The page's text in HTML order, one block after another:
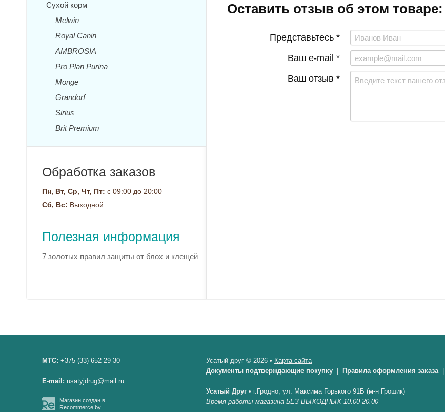
Оставить отзыв об этом товаре:
Представьтесь *
Ваш e-mail *
Ваш отзыв *
Сухой корм
Melwin
Royal Canin
AMBROSIA
Pro Plan Purina
Monge
Grandorf
Sirius
Brit Premium
Обработка заказов
Пн, Вт, Ср, Чт, Пт: с 09:00 до 20:00
Сб, Вс: Выходной
Полезная информация
7 золотых правил защиты от блох и клещей
МТС: +375 (33) 652-29-30
E-mail: usatyjdrug@mail.ru
Магазин создан в
Recommerce.by
Усатый друг © 2026 • Карта сайта
Документы подтверждающие покупку
Правила оформления заказа|
Усатый Друг • г.Гродно, ул. Максима Горького 91Б (м-н Грошик)
Время работы магазина БЕЗ ВЫХОДНЫХ 10.00-20.00